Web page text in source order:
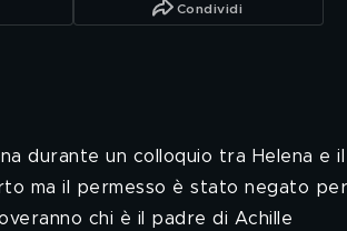
Condividi
durante un colloquio tra Helena e
ma il permesso è stato negato
chi è il padre di Achille